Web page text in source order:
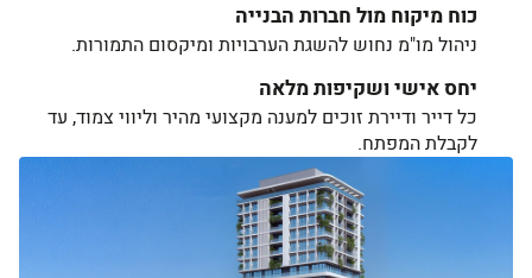
כוח מיקוח מול חברות הבנייה
ניהול מו"מ נחוש להשגת הערבויות ומיקסום התמורות.
יחס אישי ושקיפות מלאה
כל דייר ודיירת זוכים למענה מקצועי מהיר וליווי צמוד, עד
לקבלת המפתח.